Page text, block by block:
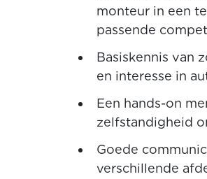
monteur in een
passende
Basiskennis van
en interesse in
Een hands-on
zelfstandigheid
Goede
verschillende